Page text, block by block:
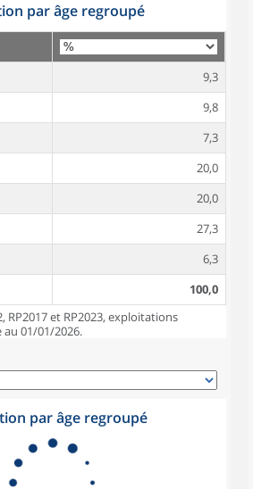
par âge regroupé
9,3
9,8
7,3
20,0
20,0
27,3
6,3
100,0
RP2017 et RP2023, exploitations
01/01/2026.
par âge regroupé